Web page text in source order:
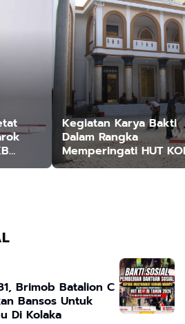
Kegiatan Karya Bakti
Dalam Rangka
Memperingati HUT
XIV/HASANUDDIN KE-
Brimob Batalion C
Bansos Untuk
Di Kolaka